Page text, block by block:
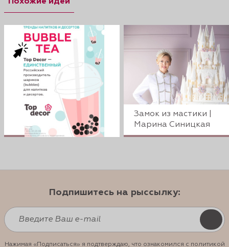
Замок из мастики |
Марина Синицкая
Подпишитесь на рыссылку:
Нажимая «Подписаться» я подтверждаю, что ознакомился с политикой